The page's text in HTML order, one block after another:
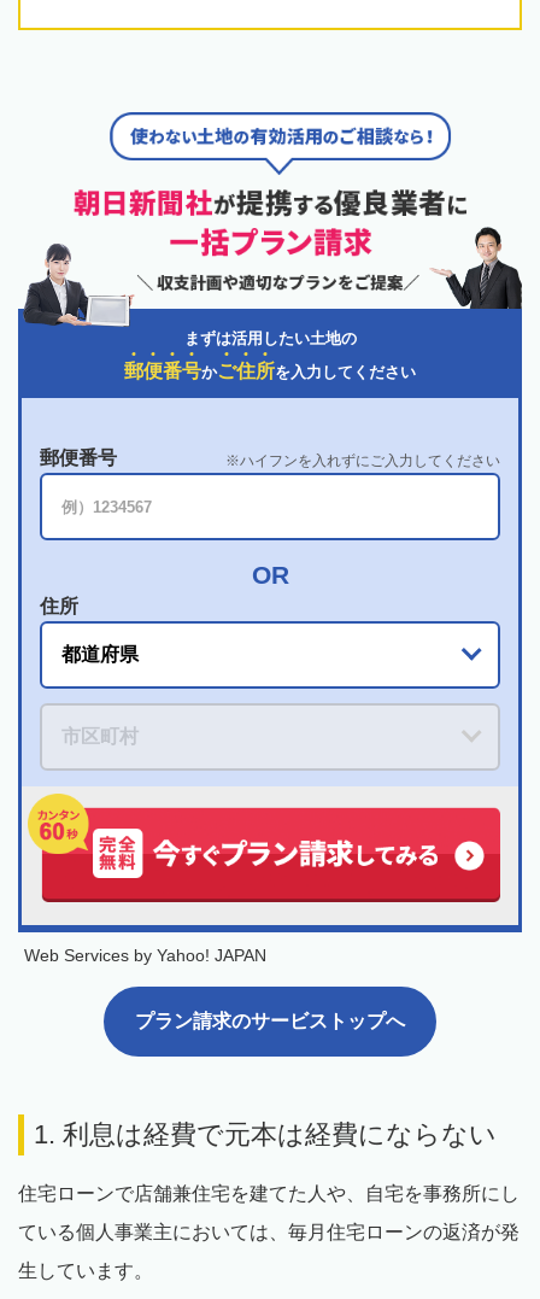
まずは活用したい土地の
郵便番号かご住所を入力してください
郵便番号 ハイフンを入れずにご入力してください
住所
Web Services by Yahoo! JAPAN
プラン請求のサービストップへ
1. 利息は経費で元本は経費にならない
住宅ローンで店舗兼住宅を建てた人や、自宅を事務所にし
ている個人事業主においては、毎月住宅ローンの返済が発
生しています。